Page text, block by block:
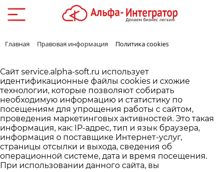
Главная Правовая информация Политика cookies
Сайт service.alpha-soft.ru использует
идентификационные файлы cookies и схожие
технологии, которые позволяют собирать
необходимую информацию и статистику по
посещениям для упрощения работы с сайтом,
проведения маркетинговых активностей. Это такая
информация, как: IP-адрес, тип и язык браузера,
информация о поставщике Интернет-услуг,
страницы отсылки и выхода, сведения об
операционной системе, дата и время посещения.
При использовании данного сайта, вы